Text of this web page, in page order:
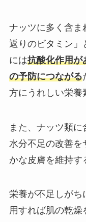
ナッツに多く含ま
返りのビタミン」
には抗酸化作用が
の予防につながる
方にうれしい栄養
また、ナッツ類
水分不足の改善を
かな皮膚を維持す
栄養が不足しがち
用すれば肌の乾燥